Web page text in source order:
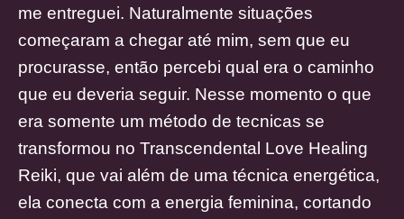
me entreguei. Naturalmente situações
começaram a chegar até mim, sem que eu
procurasse, então percebi qual era o caminho
que eu deveria seguir. Nesse momento o que
era somente um método de tecnicas se
transformou no Transcendental Love Healing
Reiki, que vai além de uma técnica energética,
ela conecta com a energia feminina, cortando